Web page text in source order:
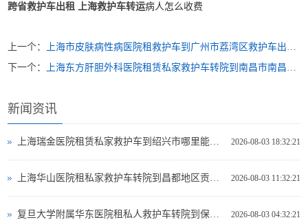
跨省救护车出租 上海救护车转运病人怎么收费
上一个：
上海市皮肤病性病医院租救护车到广州市荔湾区救护车出租服务 长途转运服务多少钱
下一个：
上海东方肝胆外科医院租赁私家救护车转院到南昌市南昌县私人救护车出租多少钱
新闻资讯
2026-08-03 18:32:21
2026-08-03 11:32:21
2026-08-03 04:32:21